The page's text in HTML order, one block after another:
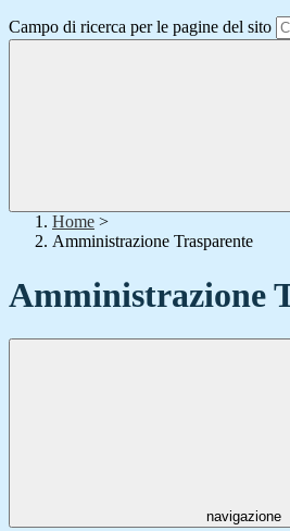
Campo di ricerca per le pagine del sito
Home >
Amministrazione Trasparente
Amministrazione
navigazione